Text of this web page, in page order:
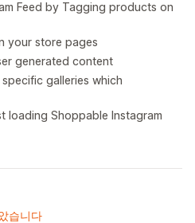
Feed by Tagging products on
your store pages
generated content
galleries which
loading Shoppable Instagram
습니다